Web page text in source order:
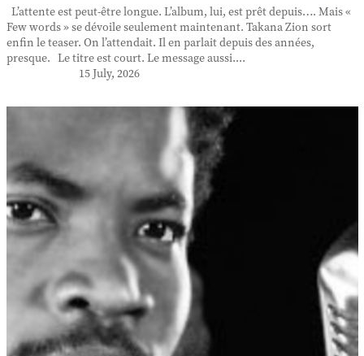
L’attente est peut-être longue. L’album, lui, est prêt depuis…. Mais «
Few words » se dévoile seulement maintenant. Takana Zion sort
enfin le teaser. On l’attendait. Il en parlait depuis des années,
presque. Le titre est court. Le message aussi....
15 July, 2026